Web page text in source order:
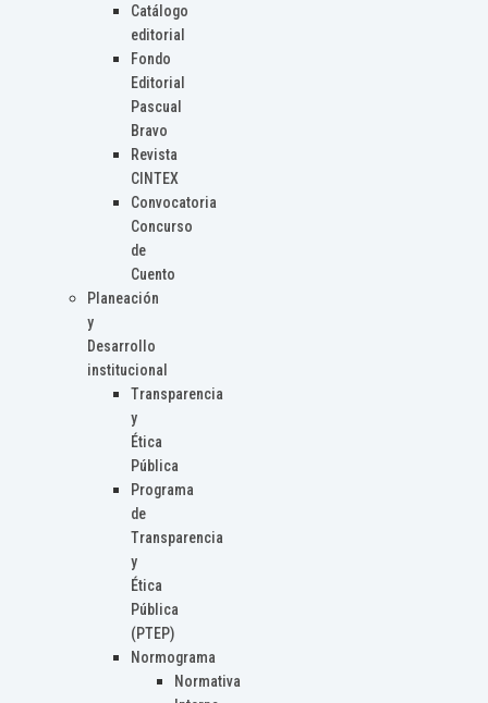
Catálogo
editorial
Fondo
Editorial
Pascual
Bravo
Revista
CINTEX
Convocatoria
Concurso
de
Cuento
Planeación
y
Desarrollo
institucional
Transparencia
y
Ética
Pública
Programa
de
Transparencia
y
Ética
Pública
(PTEP)
Normograma
Normativa